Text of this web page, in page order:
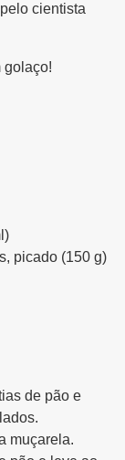
cientista
golaço!
picado (150 g)
de pão e
muçarela.